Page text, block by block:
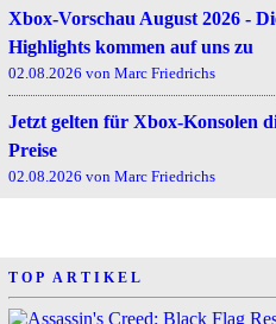
Xbox-Vorschau August 2026 -
Highlights kommen auf uns zu
02.08.2026 von Marc Friedrichs
Jetzt gelten für Xbox-Konsolen
Preise
02.08.2026 von Marc Friedrichs
TOP ARTIKEL